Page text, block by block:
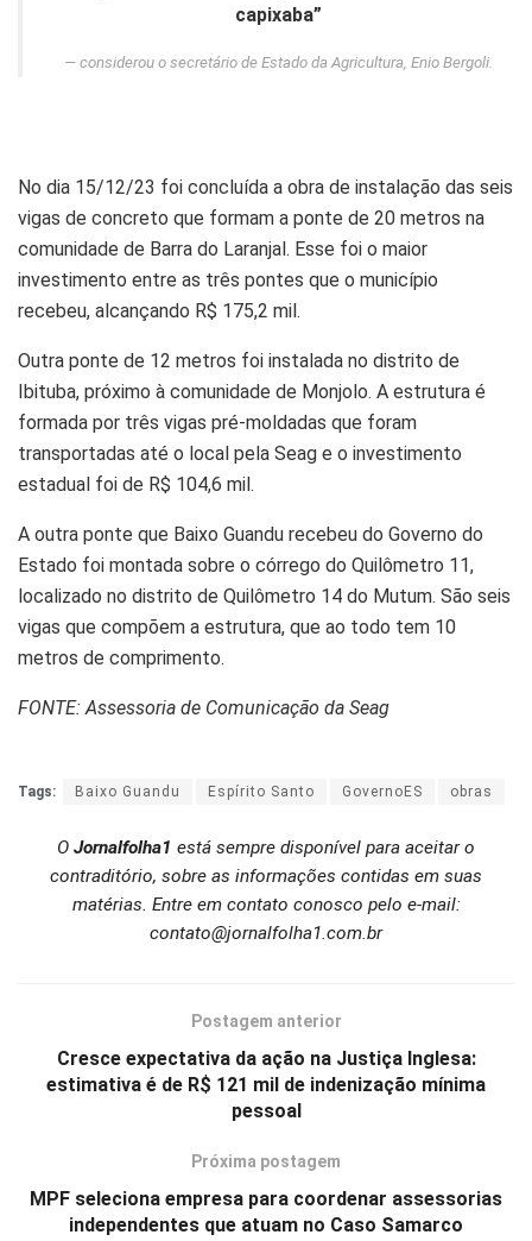
capixaba”
considerou o secretário de Estado da Agricultura, Enio Bergoli.
No dia 15/12/23 foi concluída a obra de instalação das seis
vigas de concreto que formam a ponte de 20 metros na
comunidade de Barra do Laranjal. Esse foi o maior
investimento entre as três pontes que o município
recebeu, alcançando R$ 175,2 mil.
Outra ponte de 12 metros foi instalada no distrito de
Ibituba, próximo à comunidade de Monjolo. A estrutura é
formada por três vigas pré-moldadas que foram
transportadas até o local pela Seag e o investimento
estadual foi de R$ 104,6 mil.
A outra ponte que Baixo Guandu recebeu do Governo do
Estado foi montada sobre o córrego do Quilômetro 11,
localizado no distrito de Quilômetro 14 do Mutum. São seis
vigas que compõem a estrutura, que ao todo tem 10
metros de comprimento.
FONTE: Assessoria de Comunicação da Seag
Tags: Baixo Guandu Espírito Santo GovernoES obras
O Jornalfolha1 está sempre disponível para aceitar o
contraditório, sobre as informações contidas em suas
matérias. Entre em contato conosco pelo e-mail:
contato@jornalfolha1.com.br
Postagem anterior
Cresce expectativa da ação na Justiça Inglesa:
estimativa é de R$ 121 mil de indenização mínima
pessoal
Próxima postagem
MPF seleciona empresa para coordenar assessorias
independentes que atuam no Caso Samarco